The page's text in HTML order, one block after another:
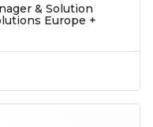
& Solution
Europe +